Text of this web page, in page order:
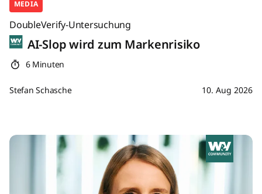
MEDIA
DoubleVerify-Untersuchung
AI-Slop wird zum Markenrisiko
6 Minuten
Stefan Schasche 10. Aug 2026